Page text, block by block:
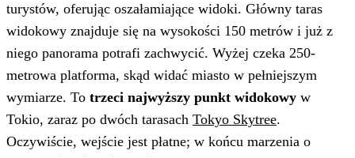
turystów, oferując oszałamiające widoki. Główny taras
widokowy znajduje się na wysokości 150 metrów i już z
niego panorama potrafi zachwycić. Wyżej czeka 250-
metrowa platforma, skąd widać miasto w pełniejszym
wymiarze. To trzeci najwyższy punkt widokowy w
Tokio, zaraz po dwóch tarasach Tokyo Skytree.
Oczywiście, wejście jest płatne; w końcu marzenia o